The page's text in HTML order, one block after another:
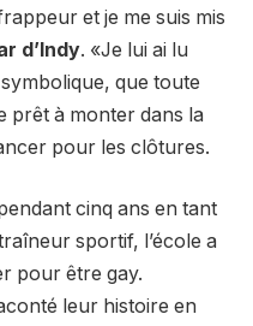
et je me suis mis
d’Indy. «Je lui ai lu
que toute
prêt à monter dans la
pour les clôtures.
cinq ans en tant
sportif, l’école a
pour être gay.
leur histoire en